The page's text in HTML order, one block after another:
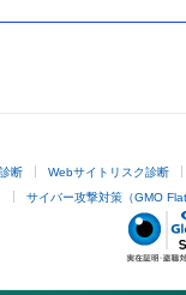
断 Webサイトリスク診断
サイバー攻撃対策（GMO